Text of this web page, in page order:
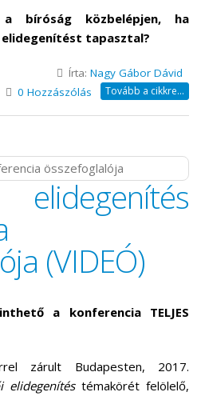
bíróság közbelépjen, ha
tapasztal?
Írta: Nagy Gábor Dávid
0 Hozzászólás Tovább a cikkre...
(VIDEÓ)
a konferencia TELJES
zárult Budapesten, 2017.
elidegenítéstémakörét felölelő,